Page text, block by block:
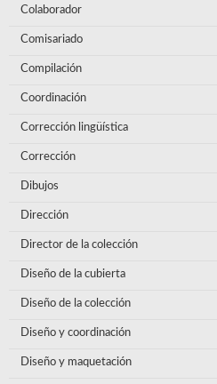
Colaborador
Comisariado
Compilación
Coordinación
Corrección lingüística
Corrección
Dibujos
Dirección
Director de la colección
Diseño de la cubierta
Diseño de la colección
Diseño y coordinación
Diseño y maquetación